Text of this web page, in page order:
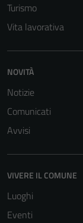
Turismo
Vita lavorativa
NOVITÀ
Notizie
Comunicati
Avvisi
VIVERE IL COMUNE
Luoghi
Eventi